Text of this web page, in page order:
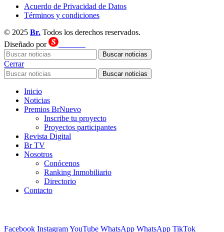
Acuerdo de Privacidad de Datos
Términos y condiciones
© 2025 Br. Todos los derechos reservados.
Diseñado por
Buscar noticias
Cerrar
Buscar noticias
Inicio
Noticias
Premios BrNuevo
Inscribe tu proyecto
Proyectos participantes
Revista Digital
Br TV
Nosotros
Conócenos
Ranking Inmobiliario
Directorio
Contacto
Facebook InstagramYouTube WhatsApp WhatsApp TikTok